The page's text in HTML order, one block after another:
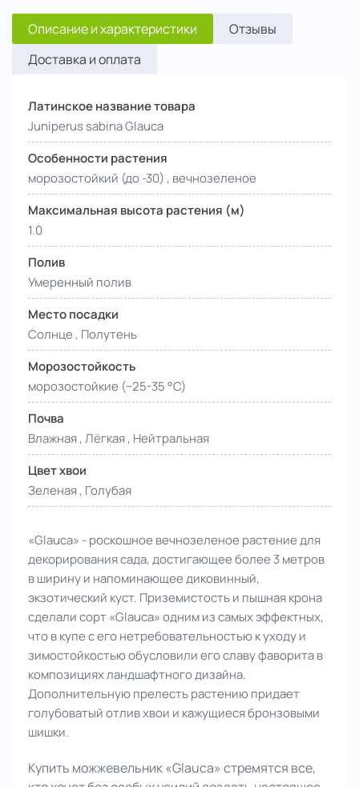
Описание и характеристики
Отзывы
Доставка и оплата
Латинское название товара
Juniperus sabina Glauca
Особенности растения
морозостойкий (до -30) , вечнозеленое
Максимальная высота растения (м)
1.0
Полив
Умеренный полив
Место посадки
Солнце , Полутень
Морозостойкость
морозостойкие (−25-35 °С)
Почва
Влажная , Лёгкая , Нейтральная
Цвет хвои
Зеленая , Голубая
«Glauca» - роскошное вечнозеленое растение для
декорирования сада, достигающее более 3 метров
в ширину и напоминающее диковинный,
экзотический куст. Приземистость и пышная крона
сделали сорт «Glauca» одним из самых эффектных,
что в купе с его нетребовательностью к уходу и
зимостойкостью обусловили его славу фаворита в
композициях ландшафтного дизайна.
Дополнительную прелесть растению придает
голубоватый отлив хвои и кажущиеся бронзовыми
шишки.
Купить можжевельник «Glauca» стремятся все,